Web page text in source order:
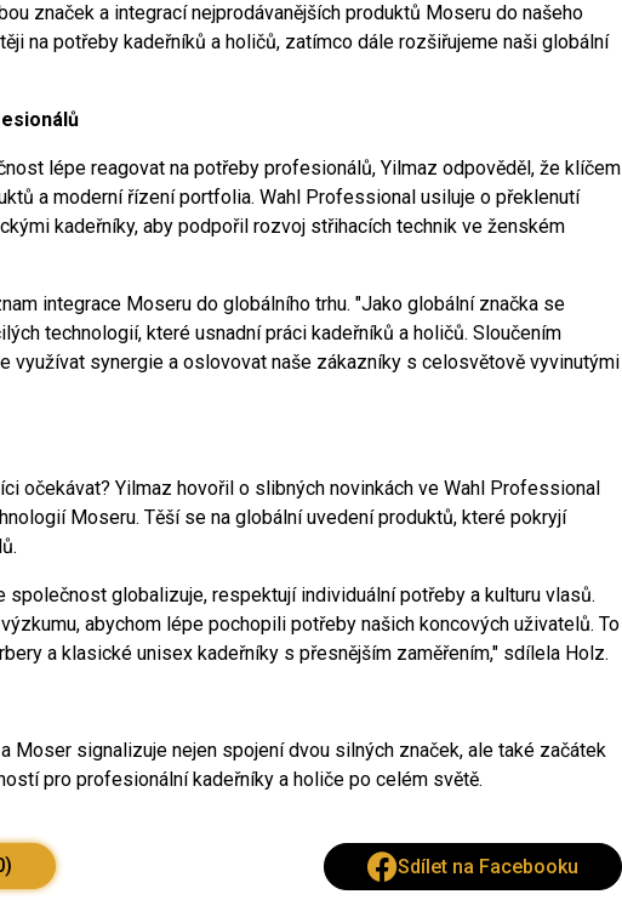
značek a integrací nejprodávanějších produktů Moseru do našeho
na potřeby kadeřníků a holičů, zatímco dále rozšiřujeme naši globální
lépe reagovat na potřeby profesionálů, Yilmaz odpověděl, že klíčem
a moderní řízení portfolia. Wahl Professional usiluje o překlenutí
kadeřníky, aby podpořil rozvoj střihacích technik ve ženském
integrace Moseru do globálního trhu. "Jako globální značka se
technologií, které usnadní práci kadeřníků a holičů. Sloučením
využívat synergie a oslovovat naše zákazníky s celosvětově vyvinutými
očekávat? Yilmaz hovořil o slibných novinkách ve Wahl Professional
Moseru. Těší se na globální uvedení produktů, které pokryjí
společnost globalizuje, respektují individuální potřeby a kulturu vlasů.
abychom lépe pochopili potřeby našich koncových uživatelů. To
a klasické unisex kadeřníky s přesnějším zaměřením," sdílela Holz.
Moser signalizuje nejen spojení dvou silných značek, ale také začátek
pro profesionální kadeřníky a holiče po celém světě.
Sdílet na Facebooku